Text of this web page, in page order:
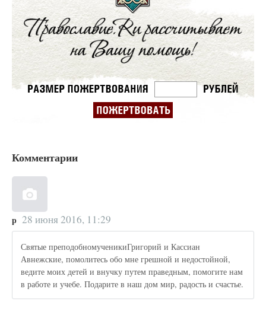
Комментарии
р 28 июня 2016, 11:29
Святые преподобномученикиГригорий и Кассиан
Авнежские, помолитесь обо мне грешной и недостойной,
ведите моих детей и внучку путем праведным, помогите нам
в работе и учебе. Подарите в наш дом мир, радость и счастье.